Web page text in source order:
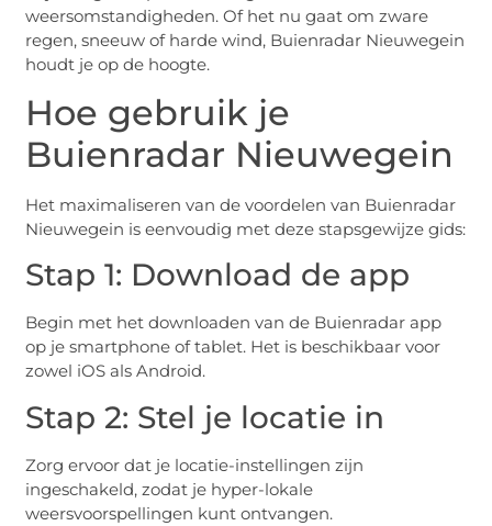
weersomstandigheden. Of het nu gaat om zware
regen, sneeuw of harde wind, Buienradar Nieuwegein
houdt je op de hoogte.
Hoe gebruik je
Buienradar Nieuwegein
Het maximaliseren van de voordelen van Buienradar
Nieuwegein is eenvoudig met deze stapsgewijze gids:
Stap 1: Download de app
Begin met het downloaden van de Buienradar app
op je smartphone of tablet. Het is beschikbaar voor
zowel iOS als Android.
Stap 2: Stel je locatie in
Zorg ervoor dat je locatie-instellingen zijn
ingeschakeld, zodat je hyper-lokale
weersvoorspellingen kunt ontvangen.